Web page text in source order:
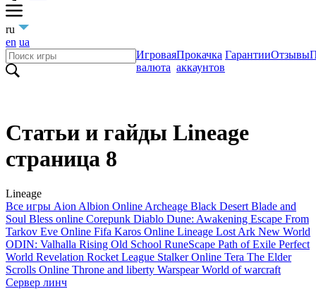
ru
en ua
Игровая
валюта
Прокачка
аккаунтов
ГарантииОтзывы
Статьи и гайды Lineage
страница 8
Lineage
Все игры Aion Albion Online Archeage Black Desert Blade and
Soul Bless online Corepunk Diablo Dune: Awakening Escape From
Tarkov Eve Online Fifa Karos Online Lineage Lost Ark New World
ODIN: Valhalla Rising Old School RuneScape Path of Exile Perfect
World Revelation Rocket League Stalker Online Tera The Elder
Scrolls Online Throne and liberty WarspearWorld of warcraft
Сервер линч